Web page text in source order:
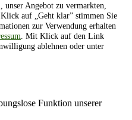
unser Angebot zu vermarkten,
auf „Geht klar” stimmen Sie
zur Verwendung erhalten
. Mit Klick auf den Link
ablehnen oder unter
Funktion unserer